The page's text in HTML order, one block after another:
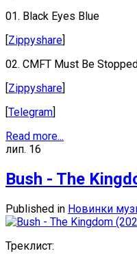
01. Black Eyes Blue
[Zippyshare]
02. CMFT Must Be
[Zippyshare]
[Telegram]
Read more...
лип. 16
Bush - The
Published in Новинки
Треклист: